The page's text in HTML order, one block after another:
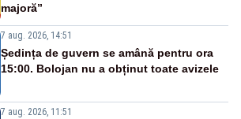
majoră”
7 aug. 2026, 14:51
Ședința de guvern se amână pentru ora
15:00. Bolojan nu a obținut toate avizele
7 aug. 2026, 11:51